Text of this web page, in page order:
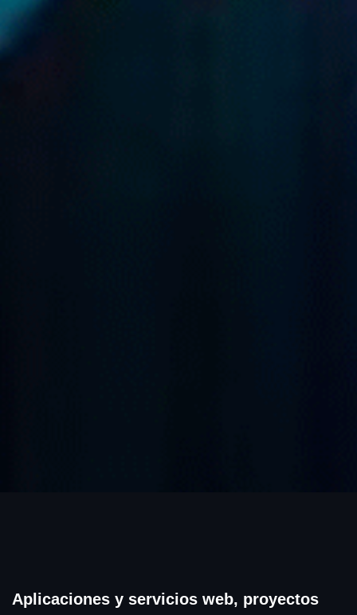
Aplicaciones y servicios web, proyectos